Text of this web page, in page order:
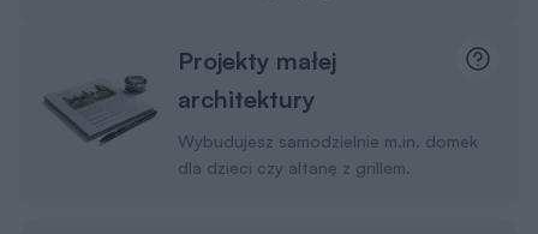
Projekty małej
architektury
Wybudujesz samodzielnie m.in. domek
dla dzieci czy altanę z grillem.